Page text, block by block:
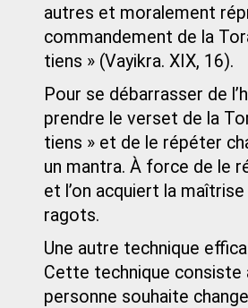
autres et moralement
commandement de la
tiens » (Vayikra. XIX, 16).
Pour se débarrasser de
prendre le verset de la
tiens » et de le répéter
un mantra. À force de le
et l’on acquiert la
ragots.
Une autre technique
Cette technique consiste
personne souhaite